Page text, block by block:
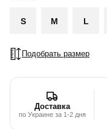
S M L
Подобрать размер
Доставка
по Украине за 1-2 дня